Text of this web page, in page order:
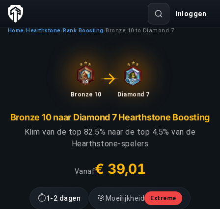
Inloggen
Home /Hearthstone /Rank Boosting /Bronze 10 to Diamond 7
Bronze 10 Diamond 7
Bronze 10 naar Diamond 7 Hearthstone Boosting
Klim van de top 82.5% naar de top 4.5% van de
Hearthstone-spelers
Vanaf€ 39,01
⏱1-2 dagen 🎯 Moeilijkheid Extreme